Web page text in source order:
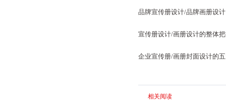
品牌宣传册设计/品牌画册设计
宣传册设计/画册设计的整体
企业宣传册/画册封面设计的
相关阅读